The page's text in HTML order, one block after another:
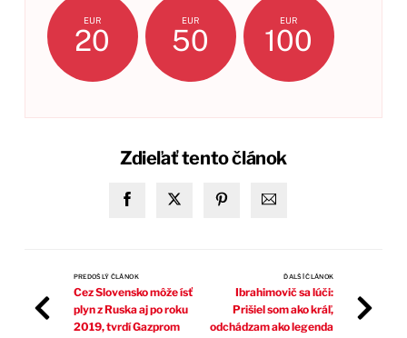
EUR
20
EUR
50
EUR
100
Zdieľať tento článok
PREDOŠLÝ ČLÁNOK
Cez Slovensko môže ísť
plyn z Ruska aj po roku
2019, tvrdí Gazprom
ĎALŠÍ ČLÁNOK
Ibrahimovič sa lúči:
Prišiel som ako kráľ,
odchádzam ako legenda